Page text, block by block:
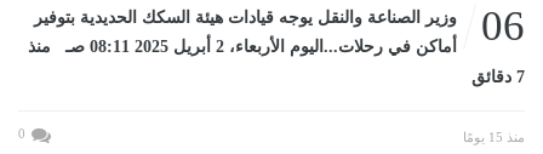
06
وزير الصناعة والنقل يوجه قيادات هيئة السكك الحديدية بتوفير
أماكن في رحلات...اليوم الأربعاء، 2 أبريل 2025 08:11 صـ منذ
7 دقائق
منذ 15 يومًا 0